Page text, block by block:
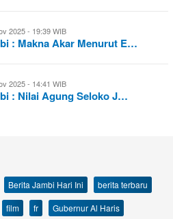
2025 - 19:39 WIB
: Makna Akar Menurut E…
2025 - 14:41 WIB
: Nilai Agung Seloko J…
Berita Jambi Hari Ini
berita terbaru
film fr
Gubernur Al Haris